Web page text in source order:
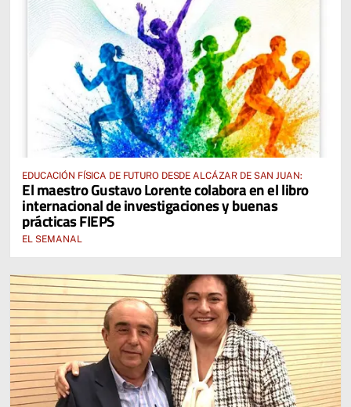
EDUCACIÓN FÍSICA DE FUTURO DESDE ALCÁZAR DE SAN JUAN:
El maestro Gustavo Lorente colabora en el libro
internacional de investigaciones y buenas
prácticas FIEPS
EL SEMANAL